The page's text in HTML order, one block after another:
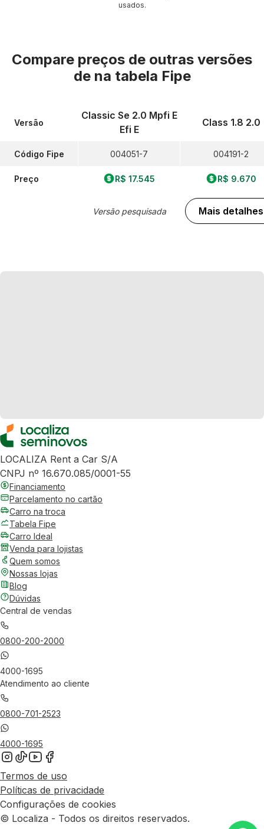
usados.
Compare preços de outras versões
de na tabela Fipe
Versão
Código Fipe
Preço
Classic Se 2.0 Mpfi E
Efi E
004051-7
R$ 17.545
Versão pesquisada
Class 1.8 2.0
004191-2
R$ 9.670
Mais detalhes
LOCALIZA Rent a Car S/A
CNPJ nº 16.670.085/0001-55
Financiamento
Parcelamento no cartão
Carro na troca
Tabela Fipe
Carro Ideal
Venda para lojistas
Quem somos
Nossas lojas
Blog
Dúvidas
Central de vendas
0800-200-2000
4000-1695
Atendimento ao cliente
0800-701-2523
4000-1695
Termos de uso
Políticas de privacidade
Configurações de cookies
© Localiza - Todos os direitos reservados.